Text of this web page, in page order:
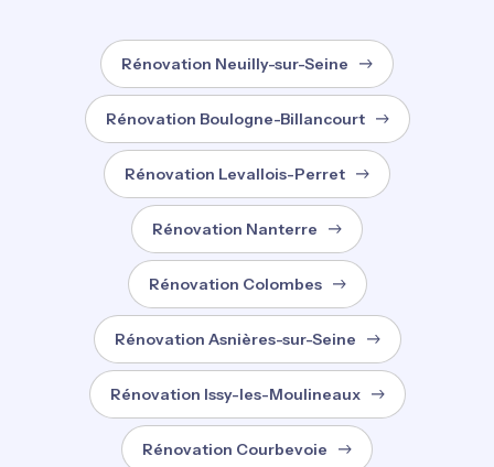
Rénovation Neuilly-sur-Seine
Rénovation Boulogne-Billancourt
Rénovation Levallois-Perret
Rénovation Nanterre
Rénovation Colombes
Rénovation Asnières-sur-Seine
Rénovation Issy-les-Moulineaux
Rénovation Courbevoie